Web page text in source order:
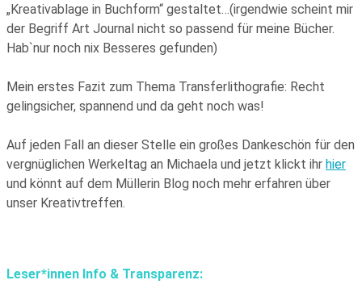
„Kreativablage in Buchform“ gestaltet…(irgendwie scheint mir
der Begriff Art Journal nicht so passend für meine Bücher.
Hab`nur noch nix Besseres gefunden)
Mein erstes Fazit zum Thema Transferlithografie: Recht
gelingsicher, spannend und da geht noch was!
Auf jeden Fall an dieser Stelle ein großes Dankeschön für den
vergnüglichen Werkeltag an Michaela und jetzt klickt ihr hier
und könnt auf dem Müllerin Blog noch mehr erfahren über
unser Kreativtreffen.
Leser*innen Info & Transparenz: